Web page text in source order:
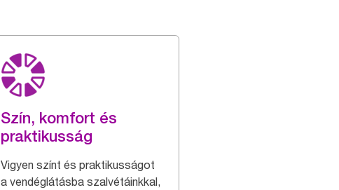
Szín, komfort és
praktikusság
Vigyen színt és praktikusságot
a vendéglátásba szalvétáinkkal,